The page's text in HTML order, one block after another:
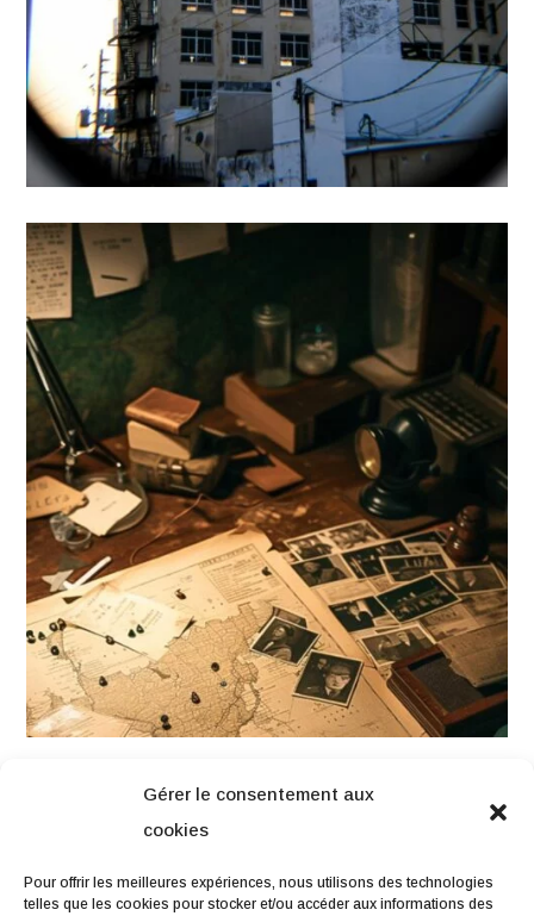
Gérer le consentement aux
cookies
Pour offrir les meilleures expériences, nous utilisons des technologies
telles que les cookies pour stocker et/ou accéder aux informations des